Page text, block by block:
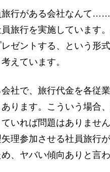
行がある会社なんて……
旅行を実施しています
ゼントする、という形
えています。
で、旅行代金を各従
ります。こういう場合
いれば問題はありませ
理参加させる社員旅行
、ヤバい傾向ありと言